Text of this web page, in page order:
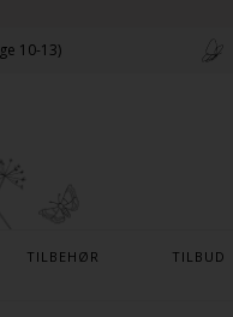
10-13)
TILBEHØR TILBUD